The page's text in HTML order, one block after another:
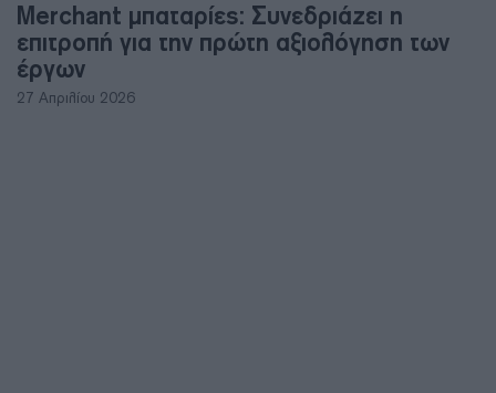
Merchant μπαταρίες: Συνεδριάζει η
επιτροπή για την πρώτη αξιολόγηση των
έργων
27 Απριλίου 2026